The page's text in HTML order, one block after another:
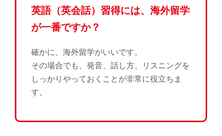
英語（英会話）習得には、海外留学
が一番ですか？
確かに、海外留学がいいです。
その場合でも、発音、話し方、リスニングを
しっかりやっておくことが非常に役立ちま
す。